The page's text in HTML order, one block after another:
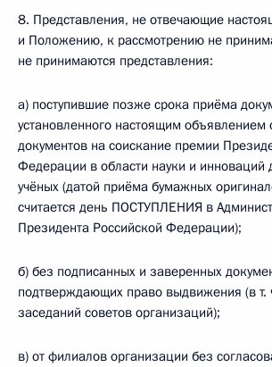
8. Представления, не отвечающие
и Положению, к рассмотрению не
не принимаются представления:
а) поступившие позже срока приёма
установленного настоящим объявлением
документов на соискание премии
Федерации в области науки и инноваций
учёных (датой приёма бумажных
считается день ПОСТУПЛЕНИЯ в
Президента Российской Федерации);
б) без подписанных и заверенных
подтверждающих право выдвижения (в т.
заседаний советов организаций);
в) от филиалов организации без